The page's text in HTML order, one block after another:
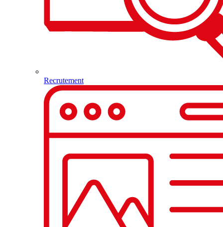
Recrutement